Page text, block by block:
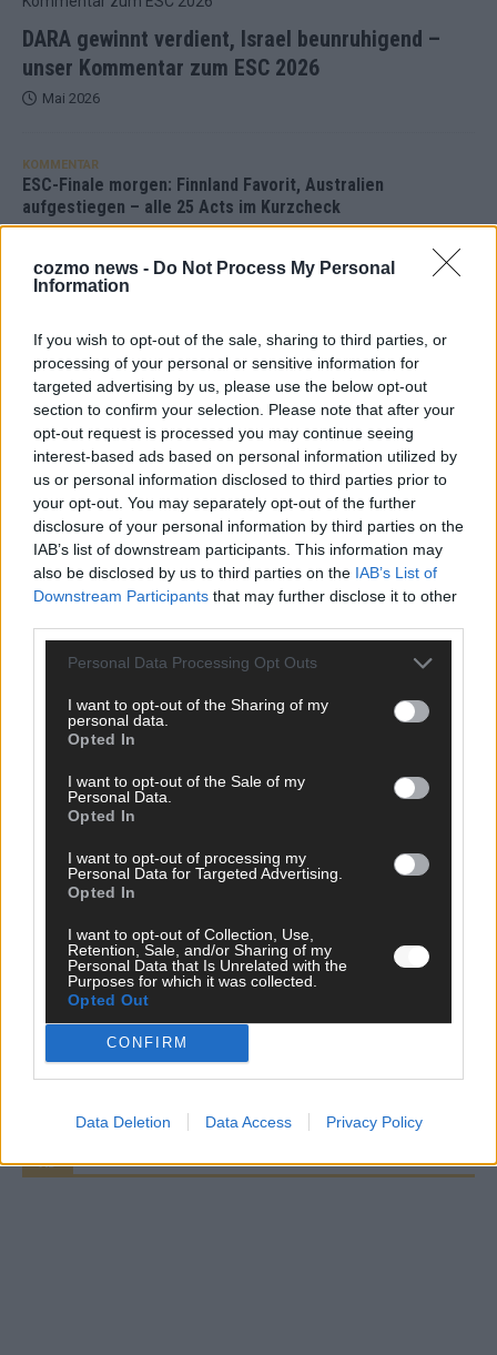
cozmo news - Do Not Process My Personal
Information
If you wish to opt-out of the sale, sharing to third parties, or
processing of your personal or sensitive information for
targeted advertising by us, please use the below opt-out
section to confirm your selection. Please note that after your
opt-out request is processed you may continue seeing
interest-based ads based on personal information utilized by
us or personal information disclosed to third parties prior to
your opt-out. You may separately opt-out of the further
disclosure of your personal information by third parties on the
IAB’s list of downstream participants. This information may
also be disclosed by us to third parties on the IAB’s List of
Downstream Participants that may further disclose it to other
Personal Data Processing Opt Outs
I want to opt-out of the Sharing of my
personal data.
Opted In
I want to opt-out of the Sale of my
Personal Data.
Opted In
I want to opt-out of processing my
Personal Data for Targeted Advertising.
Opted In
I want to opt-out of Collection, Use,
Retention, Sale, and/or Sharing of my
Personal Data that Is Unrelated with the
Purposes for which it was collected.
Opted Out
CONFIRM
Data Deletion Data Access Privacy Policy
DARA gewinnt verdient, Israel beunruhigend –
unser Kommentar zum ESC 2026
Mai 2026
KOMMENTAR
ESC-Finale morgen: Finnland Favorit, Australien
aufgestiegen – alle 25 Acts im Kurzcheck
war solide, aber kein Feuerwerk
Mai 2026
EXTRA
ESC-Halbfinale 2: Das sagen die Wettquoten – vier sicher,
sechs zittern, einer chancenlos!
Mai 2026
KOMMENTAR
Wer zahlt, steht im Finale – ist das beim ESC wirklich fair?
Eurovision Song Contest 2026: Das erste Halbfinale – der
Abend in Bildern
WERBE BEI UNS!
CHECK UNS AUF FACEBOOK
AD